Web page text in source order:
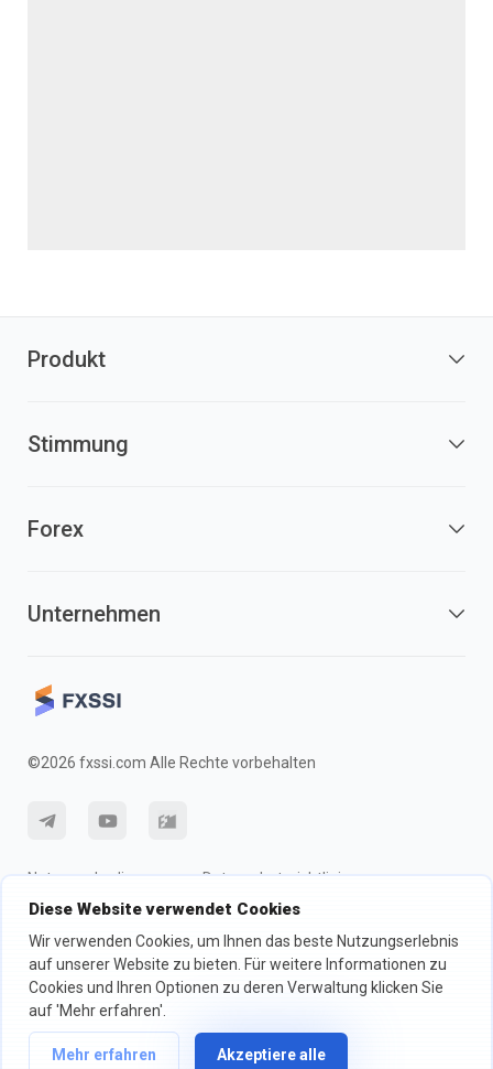
Diese Website verwendet Cookies
Wir verwenden Cookies, um Ihnen das beste Nutzungserlebnis
auf unserer Website zu bieten. Für weitere Informationen zu
Cookies und Ihren Optionen zu deren Verwaltung klicken Sie
auf 'Mehr erfahren'.
Mehr erfahren Akzeptiere alle
Produkt
Stimmung
Forex
Unternehmen
©2026 fxssi.com Alle Rechte vorbehalten
Nutzungsbedingungen
Datenschutzrichtlinie
Risikohinweis
Cookie-Richtlinie
Website betrieben von FXSSI LTD Registrierungsnummer: 13534801
(England) | 71-75 Shelton Street, London, England, WC2H 9JQ
Wir empfehlen Ihnen, eine unabhängige Finanzberatung in Anspruch zu
nehmen und sicherzustellen, dass Sie die damit verbundenen Risiken